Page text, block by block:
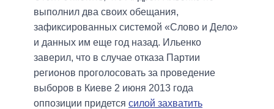
выполнил два своих обещания,
зафиксированных системой «Слово и Дело»
и данных им еще год назад. Ильенко
заверил, что в случае отказа Партии
регионов проголосовать за проведение
выборов в Киеве 2 июня 2013 года
оппозиции придется силой захватить